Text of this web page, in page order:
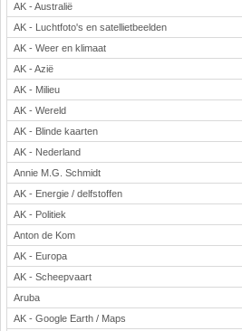
Onderwerpen
Apps en tablets
Collecties digibord
Digiborden / touchscreens
Digibordtools
Downloads basisonderwijs
Herfst
Kerstmis
Kinder-/Jeugdboeken
Lente
Onderbouw PO
Pasen
Voetbal
AK - Australië
AK - Luchtfoto's en satellietbeelden
AK - Weer en klimaat
AK - Azië
AK - Milieu
AK - Wereld
AK - Blinde kaarten
AK - Nederland
Annie M.G. Schmidt
AK - Energie / delfstoffen
AK - Politiek
Anton de Kom
AK - Europa
AK - Scheepvaart
Aruba
AK - Google Earth / Maps